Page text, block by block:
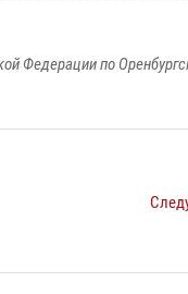
Федерации по